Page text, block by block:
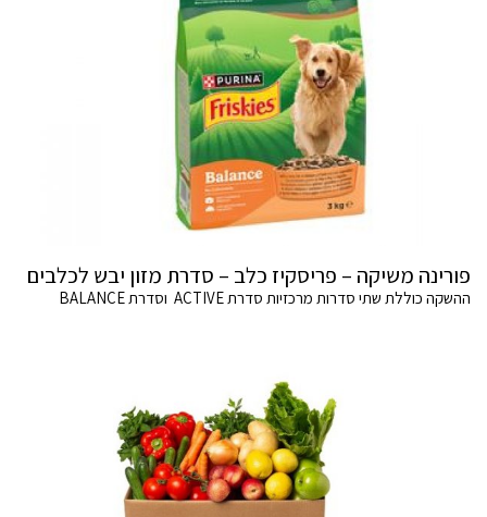
פורינה משיקה – פריסקיז כלב – סדרת מזון יבש לכלבים
ההשקה כוללת שתי סדרות מרכזיות סדרת ACTIVE וסדרת BALANCE